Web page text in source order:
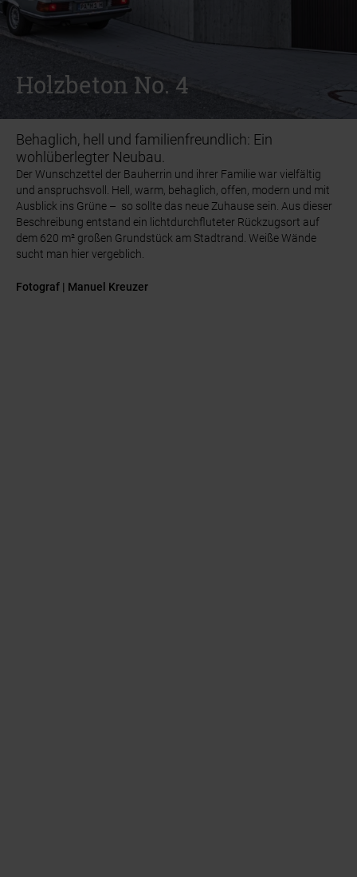
Holzbeton No. 4
Der Wunschzettel der Bauherrin und ihrer Familie war vielfältig
und anspruchsvoll. Hell, warm, behaglich, offen, modern und mit
Ausblick ins Grüne – so sollte das neue Zuhause sein. Aus dieser
Beschreibung entstand ein lichtdurchfluteter Rückzugsort auf
dem 620 m² großen Grundstück am Stadtrand. Weiße Wände
sucht man hier vergeblich.
Fotograf | Manuel Kreuzer
Holzbeton No. 4
Behaglich, hell und familienfreundlich: Ein
wohlüberlegter Neubau.
Der Wunschzettel der Bauherrin und ihrer Familie war vielfältig
und anspruchsvoll. Hell, warm, behaglich, offen, modern und mit
Ausblick ins Grüne – so sollte das neue Zuhause sein. Aus dieser
Beschreibung entstand ein lichtdurchfluteter Rückzugsort auf
dem 620 m² großen Grundstück am Stadtrand. Weiße Wände
sucht man hier vergeblich.
Fotograf | Manuel Kreuzer